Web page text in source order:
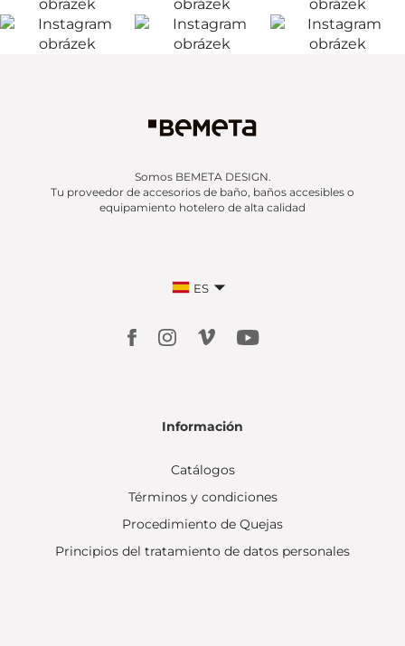
Somos BEMETA DESIGN.
Tu proveedor de accesorios de baño, baños accesibles o
equipamiento hotelero de alta calidad
ES
Información
Catálogos
Términos y condiciones
Procedimiento de Quejas
Principios del tratamiento de datos personales